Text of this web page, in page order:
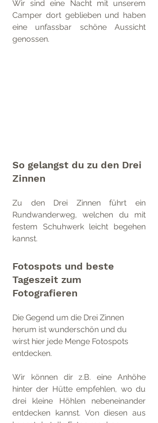
Wir sind eine Nacht mit unserem
Camper dort geblieben und haben
eine unfassbar schöne Aussicht
genossen.
So gelangst du zu den Drei
Zinnen
Zu den Drei Zinnen führt ein
Rundwanderweg, welchen du mit
festem Schuhwerk leicht begehen
kannst.
Fotospots und beste
Tageszeit zum
Fotografieren
Die Gegend um die Drei Zinnen
herum ist wunderschön und du
wirst hier jede Menge Fotospots
entdecken.
Wir können dir z.B. eine Anhöhe
hinter der Hütte empfehlen, wo du
drei kleine Höhlen nebeneinander
entdecken kannst. Von diesen aus